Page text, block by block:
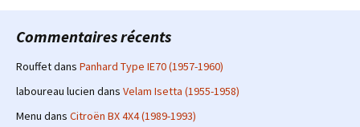
Commentaires récents
Rouffetdans Panhard Type IE70 (1957-1960)
laboureau lucien dans Velam Isetta (1955-1958)
Menu dans Citroën BX 4X4 (1989-1993)